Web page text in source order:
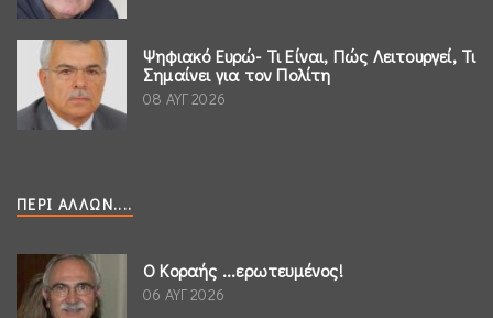
Ψηφιακό Ευρώ- Τι Είναι, Πώς Λειτουργεί, Τι
Σημαίνει για τον Πολίτη
08 ΑΥΓ 2026
ΠΕΡΊ ΆΛΛΩΝ....
Ο Κοραής ...ερωτευμένος!
06 ΑΥΓ 2026